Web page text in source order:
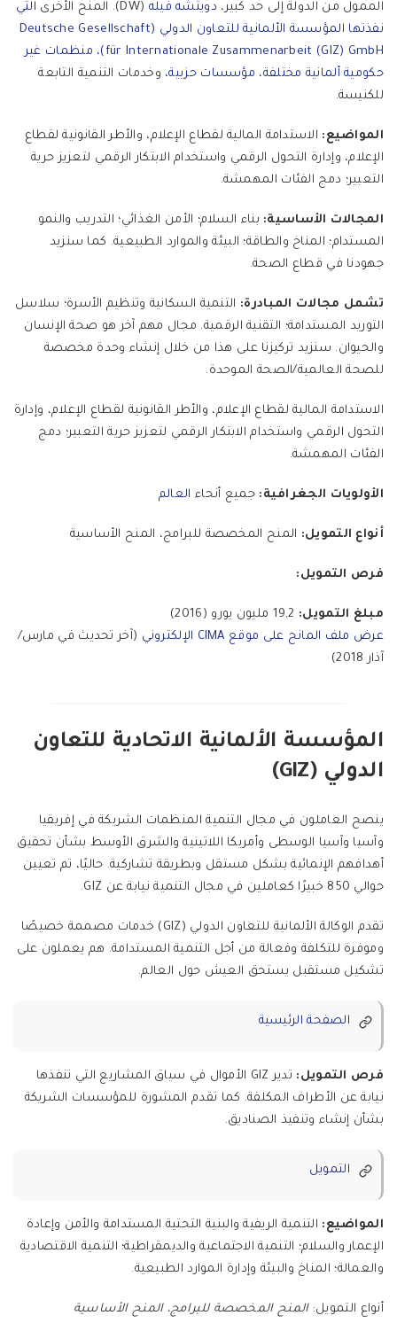
الممول من الدولة إلى حد كبير، دويتشه فيله (DW). المنح الأخرى
التي
نفذتها المؤسسة الألمانية للتعاون الدولي (Deutsche Gesellschaft
für Internationale Zusammenarbeit (GIZ) GmbH)، منظمات غير
حكومية ألمانية مختلفة، مؤسسات حزبية، وخدمات التنمية التابعة
للكنيسة.
المواضيع: الاستدامة المالية لقطاع الإعلام، والأطر القانونية لقطاع
الإعلام، وإدارة التحول الرقمي واستخدام الابتكار الرقمي لتعزيز حرية
التعبير؛ دمج الفئات المهمشة.
المجالات الأساسية: بناء السلام؛ الأمن الغذائي؛ التدريب والنمو
المستدام؛ المناخ والطاقة؛ البيئة والموارد الطبيعية. كما سنزيد
جهودنا في قطاع الصحة.
تشمل مجالات المبادرة: التنمية السكانية وتنظيم الأسرة؛ سلاسل
التوريد المستدامة؛ التقنية الرقمية. مجال مهم آخر هو صحة الإنسان
والحيوان. سنزيد تركيزنا على هذا من خلال إنشاء وحدة مخصصة
للصحة العالمية/الصحة الموحدة.
الاستدامة المالية لقطاع الإعلام، والأطر القانونية لقطاع الإعلام، وإدارة
التحول الرقمي واستخدام الابتكار الرقمي لتعزيز حرية التعبير؛ دمج
الفئات المهمشة.
الأولويات الجغرافية: جميع أنحاء العالم
أنواع التمويل: المنح المخصصة للبرامج، المنح الأساسية
فرص التمويل:
مبلغ التمويل:
عرض ملف المانح على موقع CIMA الإلكتروني
(آخر تحديث في مارس/
آذار 2018)
المؤسسة الألمانية الاتحادية للتعاون
الدولي (GIZ)
ينصح العاملون في مجال التنمية المنظمات الشريكة في إفريقيا
وآسيا وآسيا الوسطى وأمريكا اللاتينية والشرق الأوسط بشأن تحقيق
أهدافهم الإنمائية بشكل مستقل وبطريقة تشاركية. حاليًا، تم تعيين
حوالي 850 خبيرًا كعاملين في مجال التنمية نيابة عن GIZ.
تقدم الوكالة الألمانية للتعاون الدولي (GIZ) خدمات مصممة خصيصًا
وموفرة للتكلفة وفعالة من أجل التنمية المستدامة. هم يعملون على
تشكيل مستقبل يستحق العيش حول العالم.
الصفحة الرئيسية
فرص التمويل:
تدير GIZ الأموال في سياق المشاريع التي تنفذها
نيابة عن الأطراف المكلفة. كما تقدم المشورة للمؤسسات الشريكة
بشأن إنشاء وتنفيذ الصناديق.
التمويل
المواضيع: التنمية الريفية والبنية التحتية المستدامة والأمن وإعادة
الإعمار والسلام؛ التنمية الاجتماعية والديمقراطية؛ التنمية الاقتصادية
والعمالة؛ المناخ والبيئة وإدارة الموارد الطبيعية.
أنواع التمويل:المنح المخصصة للبرامج، المنح الأساسية